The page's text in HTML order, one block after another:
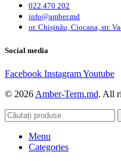
022 470 202
info@amber.md
or. Chișinău, Ciocana, str.
Social media
Facebook InstagramYoutube
© 2026 Amber-Term.md. All
Menu
Categories